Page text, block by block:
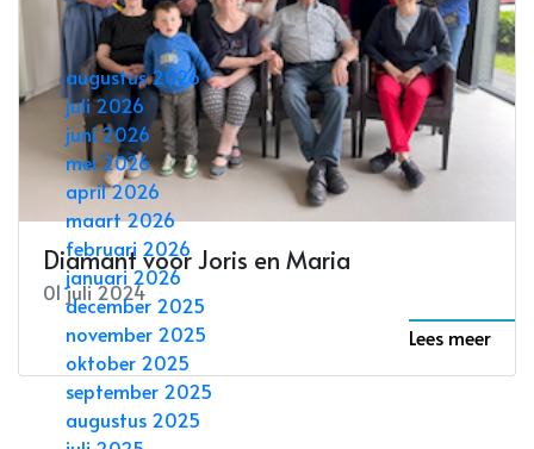
Walter en Rosa vieren diamanten
jubileum
02 juli 2024
Lees meer
Diamant voor Joris en Maria
01 juli 2024
Lees meer
augustus 2026
juli 2026
juni 2026
mei 2026
april 2026
maart 2026
februari 2026
januari 2026
december 2025
november 2025
oktober 2025
september 2025
augustus 2025